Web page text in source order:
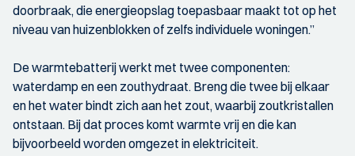
doorbraak, die energieopslag toepasbaar maakt tot op het
niveau van huizenblokken of zelfs individuele woningen.”
De warmtebatterij werkt met twee componenten:
waterdamp en een zouthydraat. Breng die twee bij elkaar
en het water bindt zich aan het zout, waarbij zoutkristallen
ontstaan. Bij dat proces komt warmte vrij en die kan
bijvoorbeeld worden omgezet in elektriciteit.